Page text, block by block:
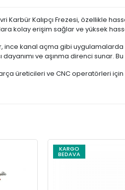
Karbür Kalıpçı Frezesi, özellikle
kolay erişim sağlar ve yüksek
ince kanal açma gibi
dayanımı ve aşınma direnci sunar.
üreticileri ve CNC operatörleri
KARGO
BEDAVA